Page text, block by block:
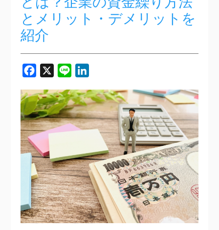
とメリット・デメリットを
紹介
Facebook
X Line